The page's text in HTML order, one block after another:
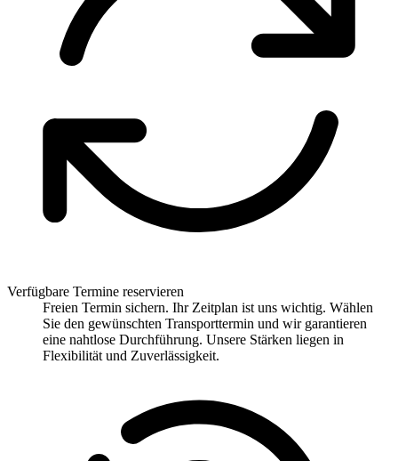
Verfügbare Termine reservieren
Freien Termin sichern. Ihr Zeitplan ist uns wichtig. Wählen
Sie den gewünschten Transporttermin und wir garantieren
eine nahtlose Durchführung. Unsere Stärken liegen in
Flexibilität und Zuverlässigkeit.